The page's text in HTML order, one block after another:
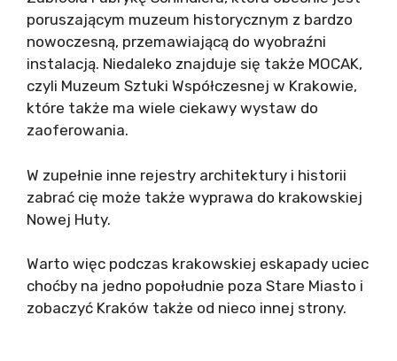
poruszającym muzeum historycznym z bardzo
nowoczesną, przemawiającą do wyobraźni
instalacją. Niedaleko znajduje się także MOCAK,
czyli Muzeum Sztuki Współczesnej w Krakowie,
które także ma wiele ciekawy wystaw do
zaoferowania.
W zupełnie inne rejestry architektury i historii
zabrać cię może także wyprawa do krakowskiej
Nowej Huty.
Warto więc podczas krakowskiej eskapady uciec
choćby na jedno popołudnie poza Stare Miasto i
zobaczyć Kraków także od nieco innej strony.